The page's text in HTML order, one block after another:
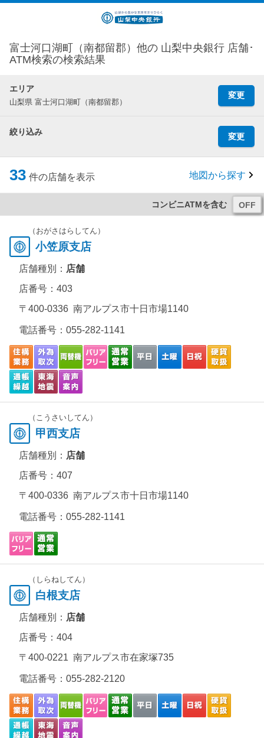
富士河口湖町（南都留郡）他の 山梨中央銀行 店舗･
ATM検索の検索結果
エリア
山梨県 富士河口湖町（南都留郡）
変更
絞り込み 変更
33 件の店舗を表示 地図から探す
コンビニATMを含む
（おがさはらしてん）
小笠原支店
店舗種別： 店舗
店番号：403
〒400-0336 南アルプス市十日市場1140
電話番号： 055-282-1141
（こうさいしてん）
甲西支店
店舗種別： 店舗
店番号：407
〒400-0336 南アルプス市十日市場1140
電話番号： 055-282-1141
（しらねしてん）
白根支店
店舗種別： 店舗
店番号：404
〒400-0221 南アルプス市在家塚735
電話番号： 055-282-2120